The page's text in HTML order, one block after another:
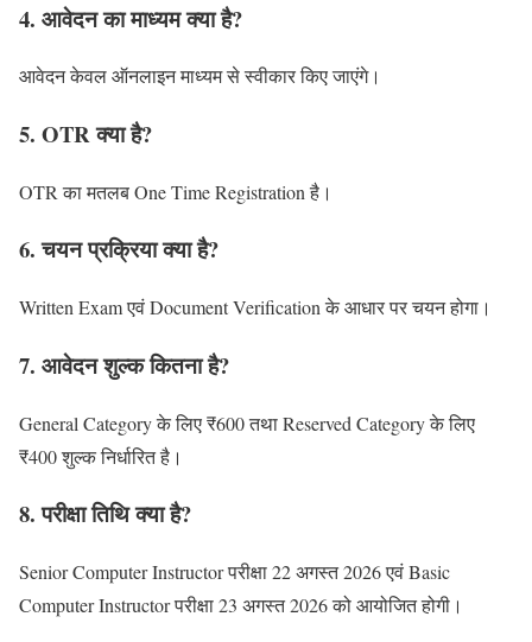
4. आवेदन का माध्यम क्या है?
आवेदन केवल ऑनलाइन माध्यम से स्वीकार किए जाएंगे।
5. OTR क्या है?
OTR का मतलब One Time Registration है।
6. चयन प्रक्रिया क्या है?
Written Exam एवं Document Verification के आधार पर चयन होगा।
7. आवेदन शुल्क कितना है?
General Category के लिए ₹600 तथा Reserved Category के लिए
₹400 शुल्क निर्धारित है।
8. परीक्षा तिथि क्या है?
Senior Computer Instructor परीक्षा 22 अगस्त 2026 एवं Basic
Computer Instructor परीक्षा 23 अगस्त 2026 को आयोजित होगी।